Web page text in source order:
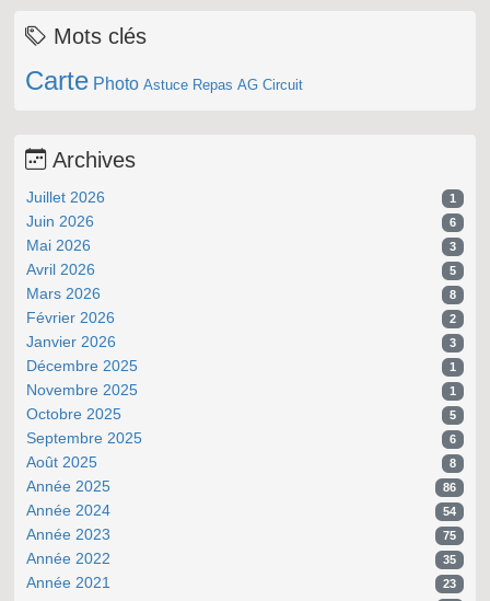
Mots clés
Carte Photo Astuce Repas AG Circuit
Archives
Juillet 2026 1
Juin 2026 6
Mai 2026 3
Avril 2026 5
Mars 2026 8
Février 2026 2
Janvier 2026 3
Décembre 2025 1
Novembre 2025 1
Octobre 2025 5
Septembre 2025 6
Août 2025 8
Année 2025 86
Année 2024 54
Année 2023 75
Année 2022 35
Année 2021 23